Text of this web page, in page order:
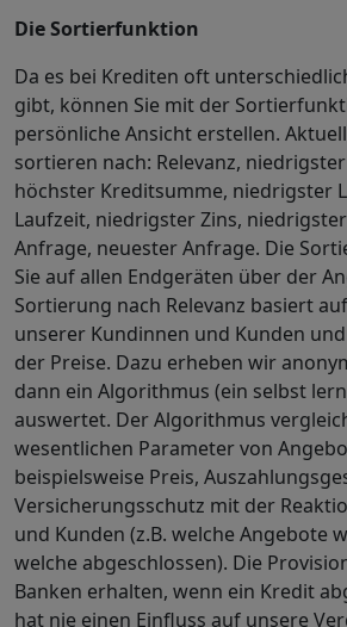
Die Sortierfunktion
Da es bei Krediten oft
gibt, können Sie mit der
persönliche Ansicht erstellen.
sortieren nach: Relevanz,
höchster Kreditsumme, niedrigster
Laufzeit, niedrigster Zins,
Anfrage, neuester Anfrage. Die
Sie auf allen Endgeräten über der
Sortierung nach Relevanz basiert
unserer Kundinnen und Kunden
der Preise. Dazu erheben wir
dann ein Algorithmus (ein selbst
auswertet. Der Algorithmus
wesentlichen Parameter von
beispielsweise Preis,
Versicherungsschutz mit der
und Kunden (z.B. welche Angebote
welche abgeschlossen). Die
Banken erhalten, wenn ein Kredit
hat nie einen Einfluss auf unsere